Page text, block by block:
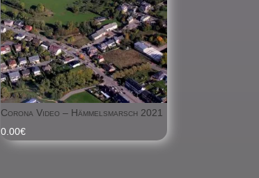
Corona Video – Hämmelsmarsch 2021
0.00€